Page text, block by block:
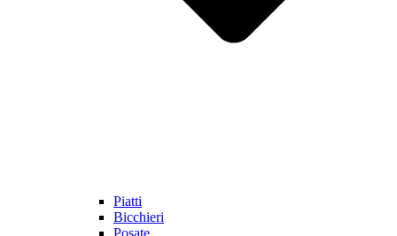
Piatti
Bicchieri
Posate